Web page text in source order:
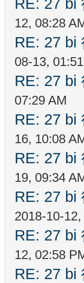
RE: 27 bi
12, 08:28
RE: 27 bi
08-13,
RE: 27 bi
07:29 AM
RE: 27 bi
16, 10:08
RE: 27 bi
19, 09:34
RE: 27 bi
2018-10-
RE: 27 bi
12, 02:58
RE: 27 bi